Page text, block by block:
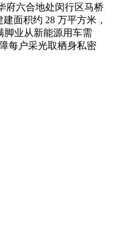
府六合地处闵行区马桥
面积约 28 万平方米，
脚业从新能源用车需
每户采光取栖身私密